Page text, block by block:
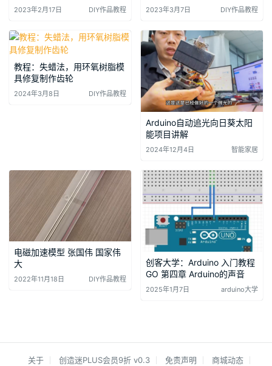
有点吓人
2023年2月17日 DIY作品教程 2023年3月7日 DIY作品教程
教程：失蜡法，用环氧树脂模
具修复制作齿轮
2024年3月8日 DIY作品教程
Arduino自动追光向日葵太阳
能项目讲解
2024年12月4日 智能家居
电磁加速模型 张国伟 国家伟
大
2022年11月18日 DIY作品教程
创客大学：Arduino 入门教程
GO 第四章 Arduino的声音
2025年1月7日 arduino大学
关于 创造迷PLUS会员9折 v0.3 免责声明
商城动态